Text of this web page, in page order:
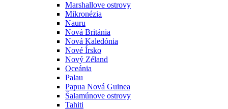
Marshallove ostrovy
Mikronézia
Nauru
Nová Británia
Nová Kaledónia
Nové Írsko
Nový Zéland
Oceánia
Palau
Papua Nová Guinea
Šalamúnove ostrovy
Tahiti